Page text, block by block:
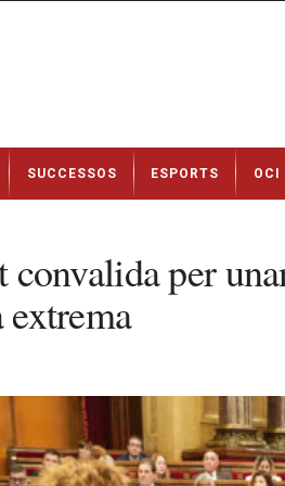
SUCCESSOS ESPORTS OCI
convalida per
extrema